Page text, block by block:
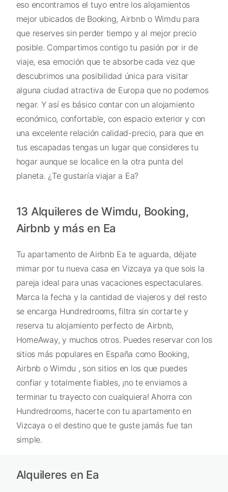
eso encontramos el tuyo entre los alojamientos
mejor ubicados de Booking, Airbnb o Wimdu para
que reserves sin perder tiempo y al mejor precio
posible. Compartimos contigo tu pasión por ir de
viaje, esa emoción que te absorbe cada vez que
descubrimos una posibilidad única para visitar
alguna ciudad atractiva de Europa que no podemos
negar. Y así es básico contar con un alojamiento
económico, confortable, con espacio exterior y con
una excelente relación calidad-precio, para que en
tus escapadas tengas un lugar que consideres tu
hogar aunque se localice en la otra punta del
planeta. ¿Te gustaría viajar a Ea?
13 Alquileres de Wimdu, Booking,
Airbnb y más en Ea
Tu apartamento de Airbnb Ea te aguarda, déjate
mimar por tu nueva casa en Vizcaya ya que sois la
pareja ideal para unas vacaciones espectaculares.
Marca la fecha y la cantidad de viajeros y del resto
se encarga Hundredrooms, filtra sin cortarte y
reserva tu alojamiento perfecto de Airbnb,
HomeAway, y muchos otros. Puedes reservar con los
sitios más populares en España como Booking,
Airbnb o Wimdu , son sitios en los que puedes
confiar y totalmente fiables, ¡no te enviamos a
terminar tu trayecto con cualquiera! Ahorra con
Hundredrooms, hacerte con tu apartamento en
Vizcaya o el destino que te guste jamás fue tan
simple.
Alquileres en Ea